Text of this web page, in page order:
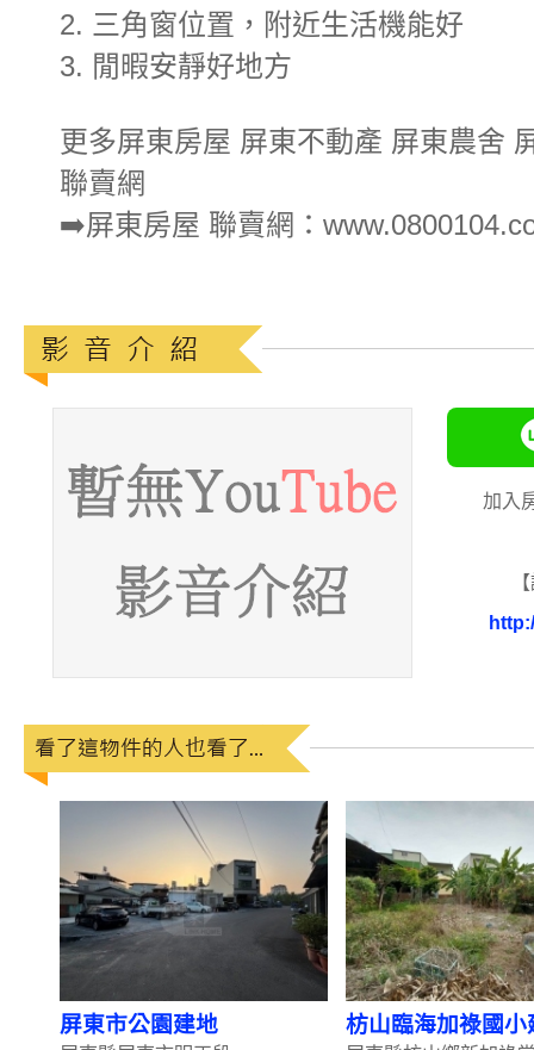
2. 三角窗位置，附近生活機能好
3. 閒暇安靜好地方
更多屏東房屋 屏東不動產 屏東農舍
聯賣網
➡️屏東房屋 聯賣網：
加入
屏東市公園建地 枋山臨海加祿國小